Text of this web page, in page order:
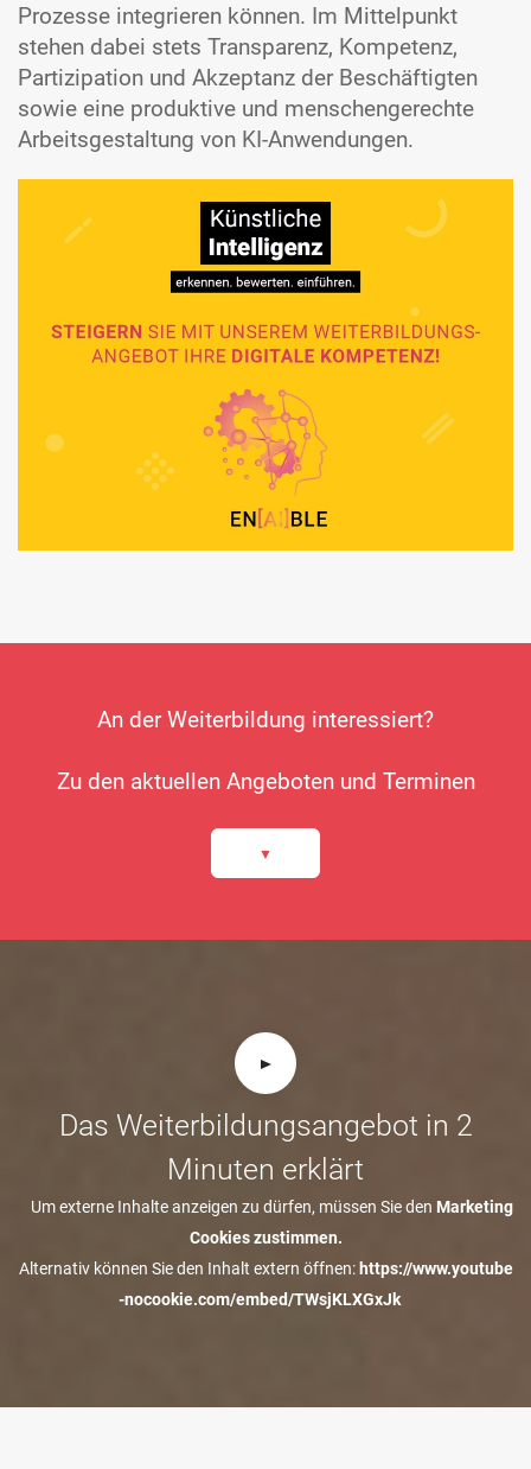
Prozesse integrieren können. Im Mittel­punkt
stehen dabei stets Trans­parenz, Kompetenz,
Partizi­pation und Akzeptanz der Beschäf­tigten
sowie eine produktive und menschen­gerechte
Arbeits­gestaltung von KI-Anwen­dungen.
An der Weiterbildung interessiert?
Zu den aktuellen Angeboten und Terminen
▼
Das Weiterbildungsangebot in 2
Minuten erklärt
Um externe Inhalte anzeigen zu dürfen, müssen Sie den Marketing
Cookies zustimmen.
Alternativ können Sie den Inhalt extern öffnen: https://www.youtube
-nocookie.com/embed/TWsjKLXGxJk